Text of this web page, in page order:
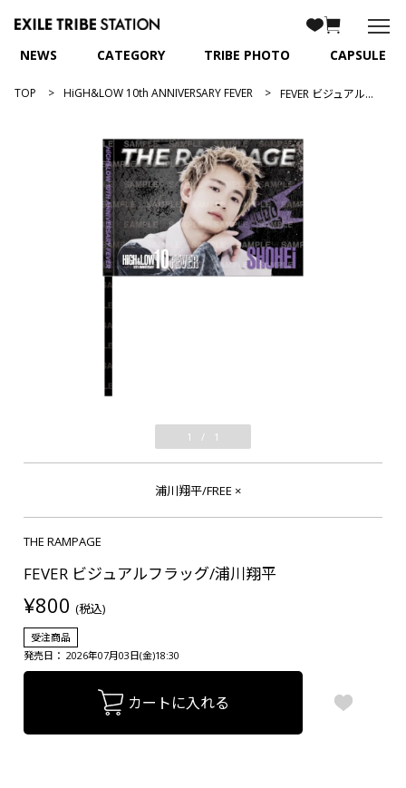
NEWS CATEGORY TRIBE PHOTO CAPSULE
TOP HiGH&LOW 10th ANNIVERSARY FEVER FEVER ビジュアルフラッグ/浦川翔平
1 / 1
浦川翔平/FREE ×
THE RAMPAGE
FEVER ビジュアルフラッグ/浦川翔平
¥800 (税込)
受注商品
発売日： 2026年07月03日(金)18:30
カートに入れる